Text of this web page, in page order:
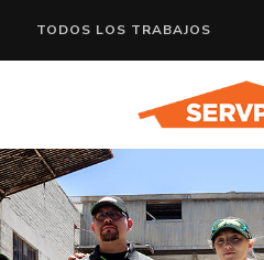
TODOS LOS TRABAJOS